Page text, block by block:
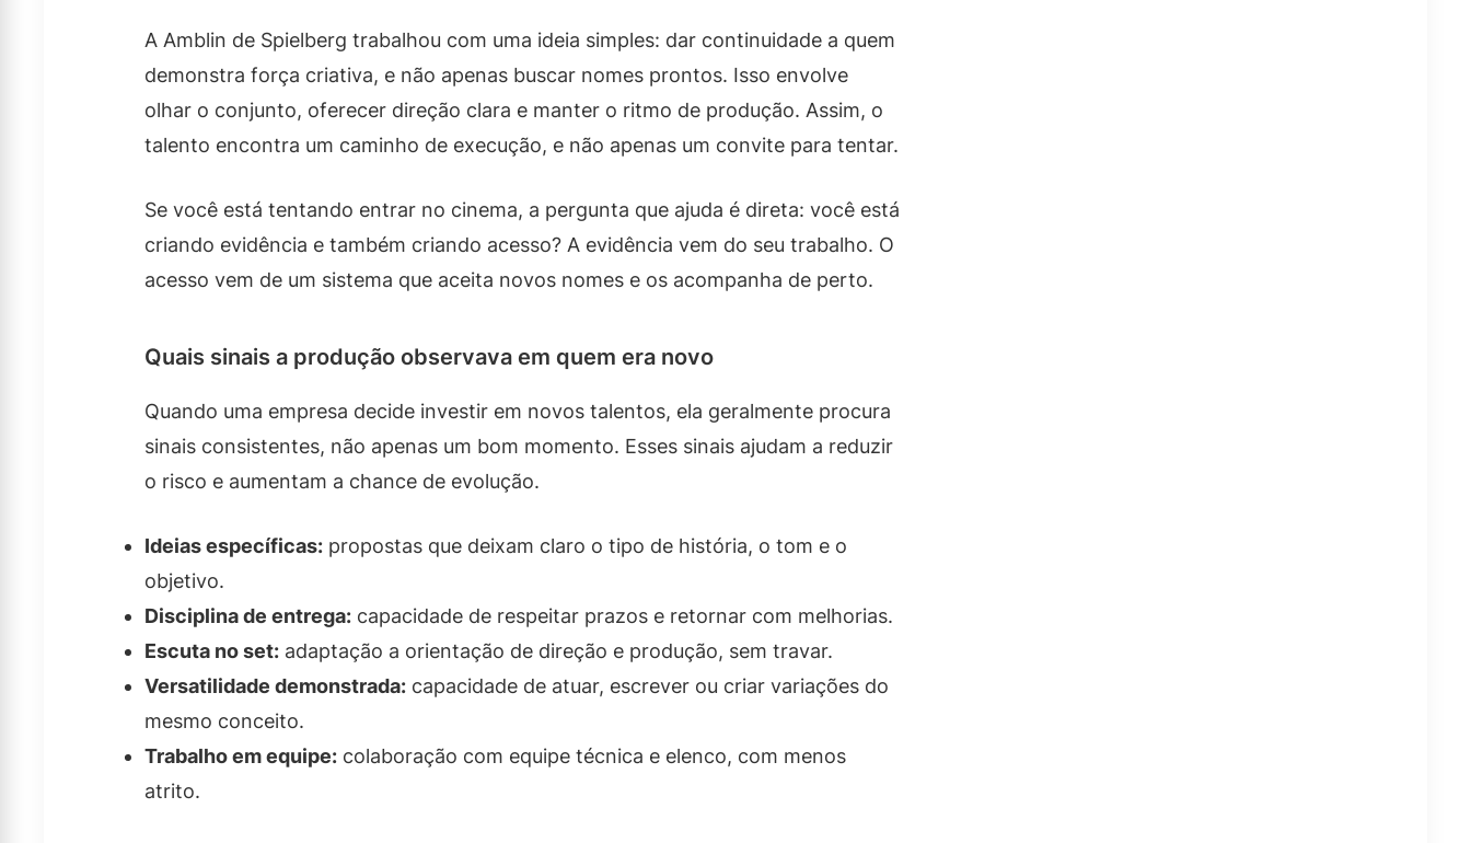
A Amblin de Spielberg trabalhou com uma ideia simples: dar continuidade a quem
demonstra força criativa, e não apenas buscar nomes prontos. Isso envolve
olhar o conjunto, oferecer direção clara e manter o ritmo de produção. Assim, o
talento encontra um caminho de execução, e não apenas um convite para tentar.
Se você está tentando entrar no cinema, a pergunta que ajuda é direta: você está
criando evidência e também criando acesso? A evidência vem do seu trabalho. O
acesso vem de um sistema que aceita novos nomes e os acompanha de perto.
Quais sinais a produção observava em quem era novo
Quando uma empresa decide investir em novos talentos, ela geralmente procura
sinais consistentes, não apenas um bom momento. Esses sinais ajudam a reduzir
o risco e aumentam a chance de evolução.
Ideias específicas: propostas que deixam claro o tipo de história, o tom e o
objetivo.
Disciplina de entrega: capacidade de respeitar prazos e retornar com melhorias.
Escuta no set: adaptação a orientação de direção e produção, sem travar.
Versatilidade demonstrada: capacidade de atuar, escrever ou criar variações do
mesmo conceito.
Trabalho em equipe: colaboração com equipe técnica e elenco, com menos
atrito.